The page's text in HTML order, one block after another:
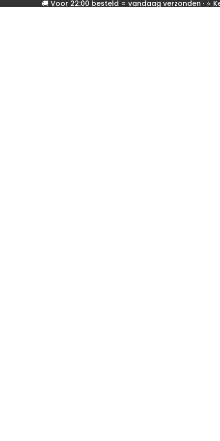
🚚 Voor 22:00 besteld = vandaag verzonden · ⭐